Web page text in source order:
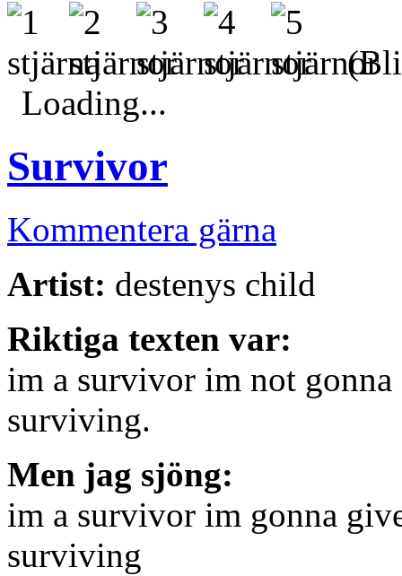
(Bli
Loading...
Survivor
Kommentera gärna
Artist: destenys child
Riktiga texten var:
im a survivor im not
surviving.
Men jag sjöng:
im a survivor im gonna
surviving